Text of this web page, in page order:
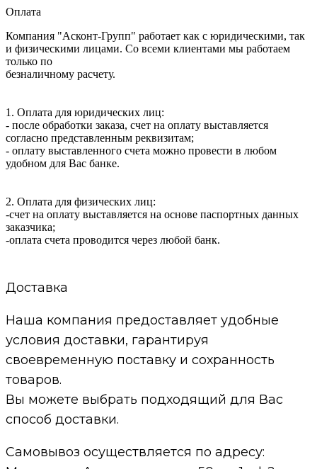
Оплата
Компания "Асконт-Групп" работает как с юридическими, так
и физическими лицами. Со всеми клиентами мы работаем
только по
безналичному расчету.
1. Оплата для юридических лиц:
- после обработки заказа, счет на оплату выставляется
согласно представленным реквизитам;
- оплату выставленного счета можно провести в любом
удобном для Вас банке.
2. Оплата для физических лиц:
-счет на оплату выставляется на основе паспортных данных
заказчика;
-оплата счета проводится через любой банк.
Доставка
Наша компания предоставляет удобные
условия доставки, гарантируя
своевременную поставку и сохранность
товаров.
Вы можете выбрать подходящий для Вас
способ доставки.
Самовывоз осуществляется по адресу: